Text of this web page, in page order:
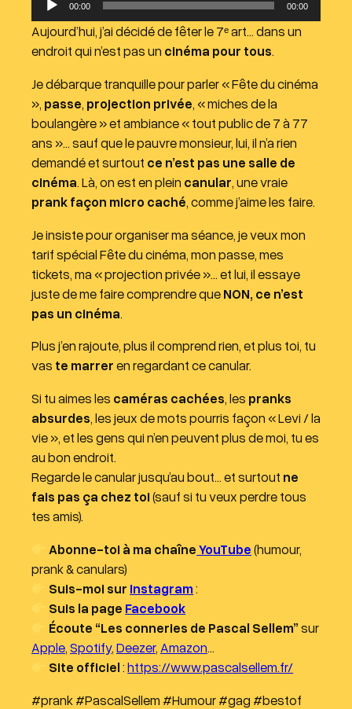
e
c
t
e
r
u
00:00 00:00
Aujourd’hui, j’ai décidé de fêter le 7ᵉ art… dans un
endroit qui n’est pas un cinéma pour tous.
Je débarque tranquille pour parler « Fête du cinéma
», passe, projection privée, « miches de la
boulangère » et ambiance « tout public de 7 à 77
ans »… sauf que le pauvre monsieur, lui, il n’a rien
demandé et surtout ce n’est pas une salle de
cinéma. Là, on est en plein canular, une vraie
prank façon micro caché, comme j’aime les faire.
Je insiste pour organiser ma séance, je veux mon
tarif spécial Fête du cinéma, mon passe, mes
tickets, ma « projection privée »… et lui, il essaye
juste de me faire comprendre queNON, ce n’est
pas un cinéma.
Plus j’en rajoute, plus il comprend rien, et plus toi, tu
vas te marreren regardant ce canular.
Si tu aimes les caméras cachées, les pranks
absurdes, les jeux de mots pourris façon « Levi / la
vie », et les gens qui n’en peuvent plus de moi, tu es
au bon endroit.
Regarde le canular jusqu’au bout… et surtout ne
fais pas ça chez toi(sauf si tu veux perdre tous
tes amis).
Abonne-toi à ma chaîneYouTube(humour,
prank & canulars)
Suis-moi sur Instagram:
Suis la page Facebook
Écoute “Les conneries de Pascal Sellem”sur
Apple,Spotify,Deezer, Amazon…
Site officiel:https://www.pascalsellem.fr/
#prank #PascalSellem #Humour #gag #bestof